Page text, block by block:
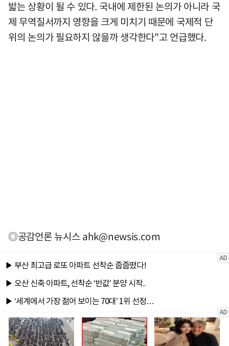
밟는 상황이 될 수 있다. 국내에 제한된 논의가 아니라 국
제 무역질서까지 영향을 크게 미치기 때문에 국제적 단
위의 논의가 필요하지 않을까 생각한다"고 언급했다.
◎공감언론 뉴시스ahk@newsis.com